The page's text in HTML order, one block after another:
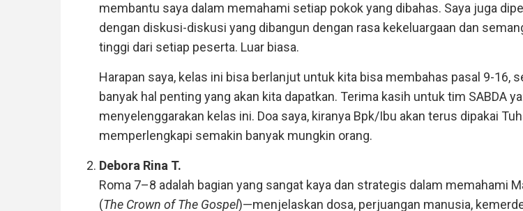
membantu saya dalam memahami setiap pokok yang dibahas. Saya juga
dengan diskusi-diskusi yang dibangun dengan rasa kekeluargaan dan
tinggi dari setiap peserta. Luar biasa.
Harapan saya, kelas ini bisa berlanjut untuk kita bisa membahas pasal 9-16,
banyak hal penting yang akan kita dapatkan. Terima kasih untuk tim SABDA
menyelenggarakan kelas ini. Doa saya, kiranya Bpk/Ibu akan terus dipakai
memperlengkapi semakin banyak mungkin orang.
Debora Rina T.
Roma 7–8 adalah bagian yang sangat kaya dan strategis dalam memahami
(The Crown of The Gospel)—menjelaskan dosa, perjuangan manusia,